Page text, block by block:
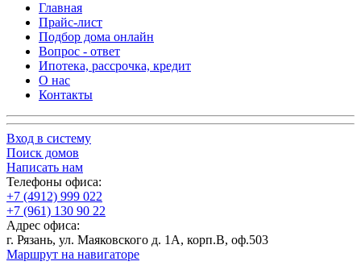
Главная
Прайс-лист
Подбор дома онлайн
Вопрос - ответ
Ипотека, рассрочка, кредит
О нас
Контакты
Вход в систему
Поиск домов
Написать нам
Телефоны офиса:
+7 (4912) 999 022
+7 (961) 130 90 22
Адрес офиса:
г. Рязань, ул. Маяковского д. 1А, корп.В, оф.503
Маршрут на навигаторе